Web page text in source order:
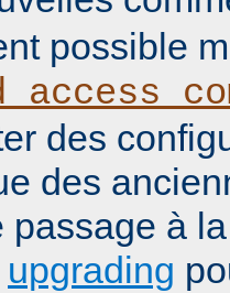
possible
des
des
passage à
upgrading